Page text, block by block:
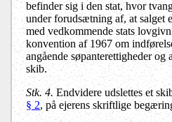
befinder sig i den stat, hvor
under forudsætning af, at salget
med vedkommende stats
konvention af 1967 om
angående søpanterettigheder og
skib.
Stk. 4. Endvidere udslettes et
§ 2, på ejerens skriftlige